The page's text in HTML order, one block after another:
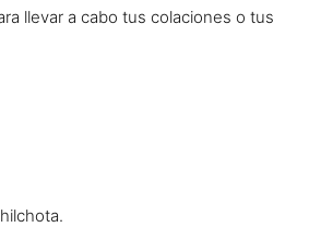
llevar a cabo tus colaciones o tus